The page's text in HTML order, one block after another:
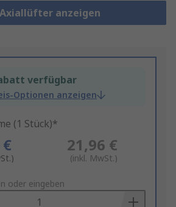
anzeigen
verfügbar
Optionen anzeigen
(1 Stück)*
21,96 €
(inkl. MwSt.)
oder eingeben